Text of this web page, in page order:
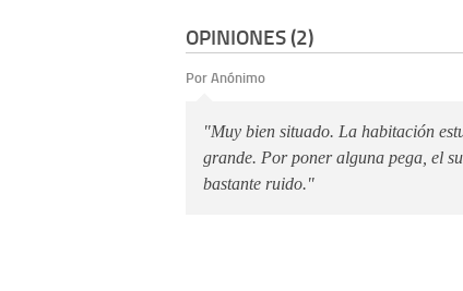
OPINIONES (2)
Por Anónimo
"Muy bien situado. La habitación
grande. Por poner alguna pega, el
bastante ruido."